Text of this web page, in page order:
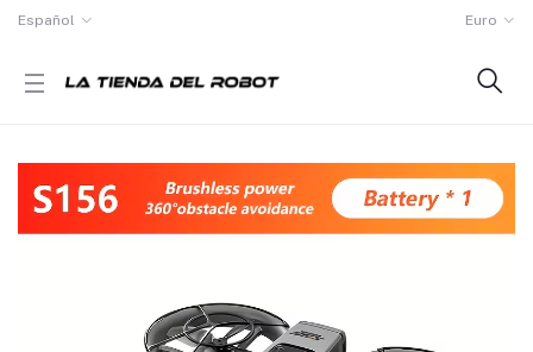
Español Euro